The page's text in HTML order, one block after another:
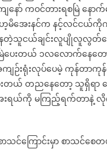
ာ် ကဝင်တားရစမြဲ နောက်
အေးနင်က နင့်လင်ငယ်ကိုဂ
သူငယ်ချင်းလူပျိုလူလွတ်တွ
ေးတယ် ၁လလောက်နေတော့
ကျဉ်းရုံးလုပ်ပေမဲ့ ကုန်တာ
ယ် တညနေတော့ သူရှိရာ ဒ
းရယ်ကို မကြည့်ရက်တာနဲ့ လို
စာသင်ကြောင်းမှာ စာ